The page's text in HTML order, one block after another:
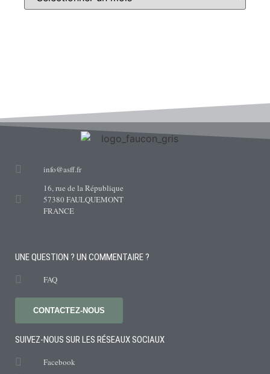
info@asff.fr
16, rue de la République
57380 FAULQUEMONT
FRANCE
UNE QUESTION ? UN COMMENTAIRE ?
FAQ
CONTACTEZ-NOUS
SUIVEZ-NOUS SUR LES RÉSEAUX SOCIAUX
Facebook